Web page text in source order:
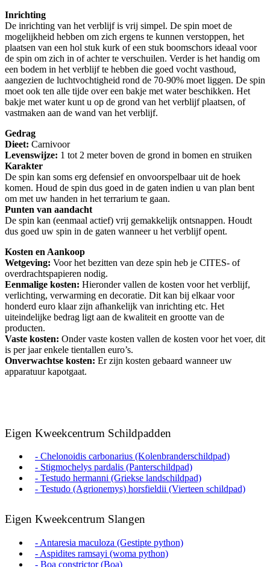
Inrichting
De inrichting van het verblijf is vrij simpel. De spin moet de
mogelijkheid hebben om zich ergens te kunnen verstoppen, het
plaatsen van een hol stuk kurk of een stuk boomschors ideaal voor
de spin om zich in of achter te verschuilen. Verder is het handig om
een bodem in het verblijf te hebben die goed vocht vasthoud,
aangezien de luchtvochtigheid rond de 70-90% moet liggen. De spin
moet ook ten alle tijde over een bakje met water beschikken. Het
bakje met water kunt u op de grond van het verblijf plaatsen, of
vastmaken aan de wand van het verblijf.
Gedrag
Dieet: Carnivoor
Levenswijze: 1 tot 2 meter boven de grond in bomen en struiken
Karakter
De spin kan soms erg defensief en onvoorspelbaar uit de hoek
komen. Houd de spin dus goed in de gaten indien u van plan bent
om met uw handen in het terrarium te gaan.
Punten van aandacht
De spin kan (eenmaal actief) vrij gemakkelijk ontsnappen. Houdt
dus goed uw spin in de gaten wanneer u het verblijf opent.
Kosten en Aankoop
Wetgeving: Voor het bezitten van deze spin heb je CITES- of
overdrachtspapieren nodig.
Eenmalige kosten: Hieronder vallen de kosten voor het verblijf,
verlichting, verwarming en decoratie. Dit kan bij elkaar voor
honderd euro klaar zijn afhankelijk van inrichting etc. Het
uiteindelijke bedrag ligt aan de kwaliteit en grootte van de
producten.
Vaste kosten: Onder vaste kosten vallen de kosten voor het voer, dit
is per jaar enkele tientallen euro’s.
Onverwachtse kosten: Er zijn kosten gebaard wanneer uw
apparatuur kapotgaat.
Eigen Kweekcentrum Schildpadden
- Chelonoidis carbonarius (Kolenbranderschildpad)
- Stigmochelys pardalis (Panterschildpad)
- Testudo hermanni (Griekse landschildpad)
- Testudo (Agrionemys) horsfieldii (Vierteen schildpad)
Eigen Kweekcentrum Slangen
- Antaresia maculoza (Gestipte python)
- Aspidites ramsayi (woma python)
- Boa constrictor (Boa)